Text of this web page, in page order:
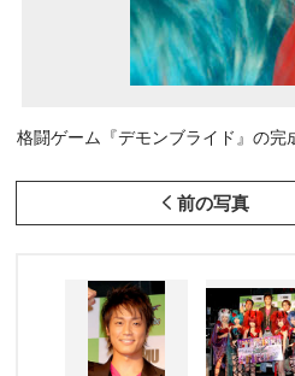
格闘ゲーム『デモンブライド』の
前の写真